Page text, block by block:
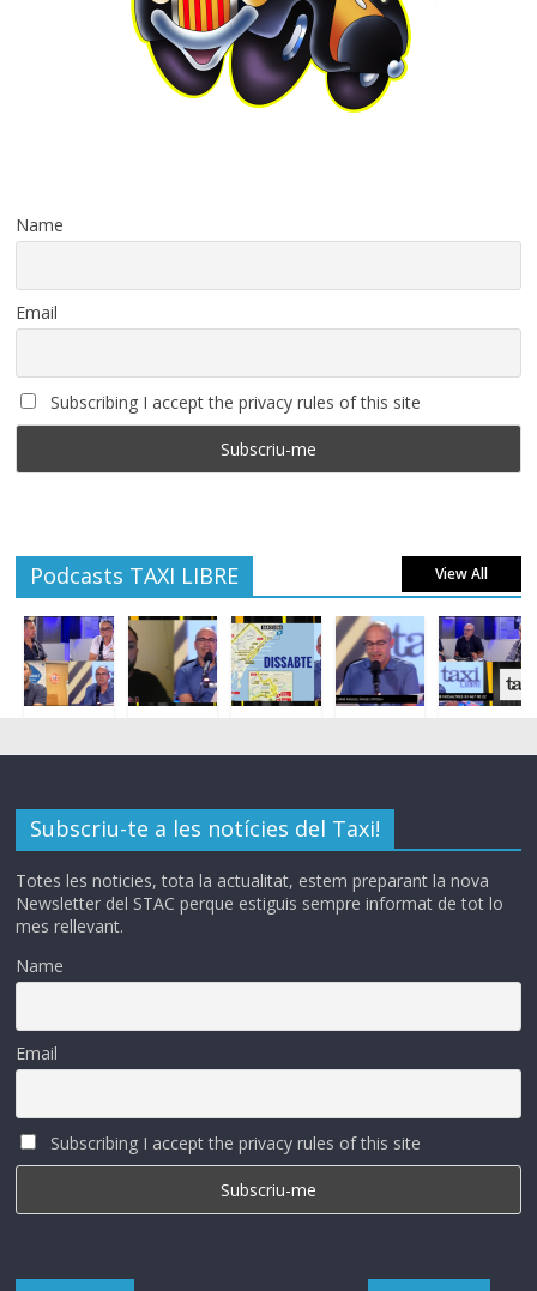
Name
Email
Subscribing I accept the privacy rules of this site
Podcasts TAXI LIBRE View All
Subscriu-te a les notícies del Taxi!
Totes les noticies, tota la actualitat, estem preparant la nova
Newsletter del STAC perque estiguis sempre informat de tot lo
mes rellevant.
Name
Email
Subscribing I accept the privacy rules of this site